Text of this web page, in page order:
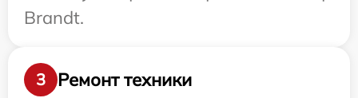
Brandt.
3
Ремонт техники